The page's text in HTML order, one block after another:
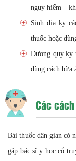
nguy hiểm –
Sinh địa kỵ
thuốc hoặc
Đương quy kỵ
dùng cách bữa
Các
Bài thuốc dân gian có
gặp bác sĩ y học cổ